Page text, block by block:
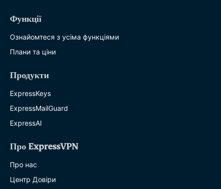
Функції
Ознайомтеся з усіма функціями
Плани та ціни
Продукти
ExpressKeys
ExpressMailGuard
ExpressAI
Про ExpressVPN
Про нас
Центр Довіри